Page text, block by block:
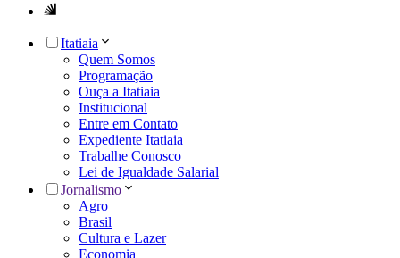
Itatiaia
Quem Somos
Programação
Ouça a Itatiaia
Institucional
Entre em Contato
Expediente Itatiaia
Trabalhe Conosco
Lei de Igualdade Salarial
Jornalismo
Agro
Brasil
Cultura e Lazer
Economia